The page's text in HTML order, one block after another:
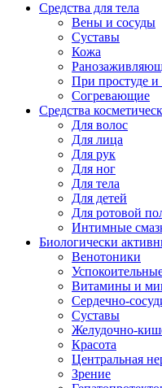
Средства для тела
Вены и сосуды
Суставы
Кожа
При простуде и
Согревающие
Средства
Для волос
Для лица
Для рук
Для ног
Для тела
Для детей
Для ротовой
Интимные
Биологически
Венотоники
Витамины и
Сердечно-
Суставы
Желудочно-
Красота
Центральная
Зрение